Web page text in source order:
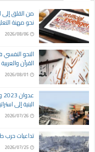
من القلق إلى
نحو مهنة
2026/08/06
النحو النفسي
القرآن
2026/08/01
البنية إلى
2026/07/26
تداعيات حرب
2026/07/25